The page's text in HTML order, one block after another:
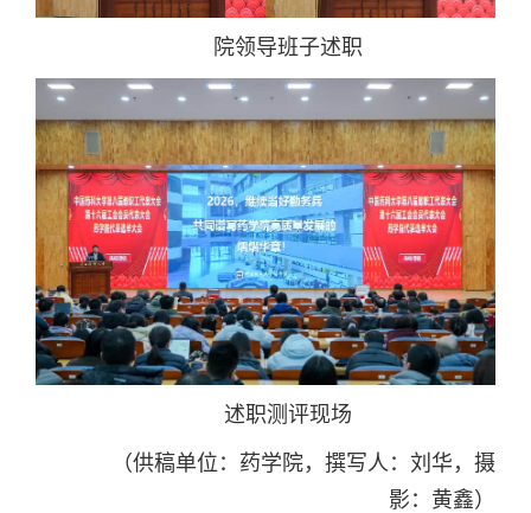
院领导班子述职
述职测评现场
（供稿单位：药学院，撰写人：刘华，摄
影：黄鑫）